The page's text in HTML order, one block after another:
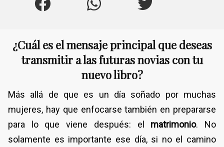
¿Cuál es el mensaje principal que deseas
transmitir a las futuras novias con tu
nuevo libro?
Más allá de que es un día soñado por muchas
mujeres, hay que enfocarse también en prepararse
para lo que viene después: el matrimonio. No
solamente es importante ese día, si no el camino